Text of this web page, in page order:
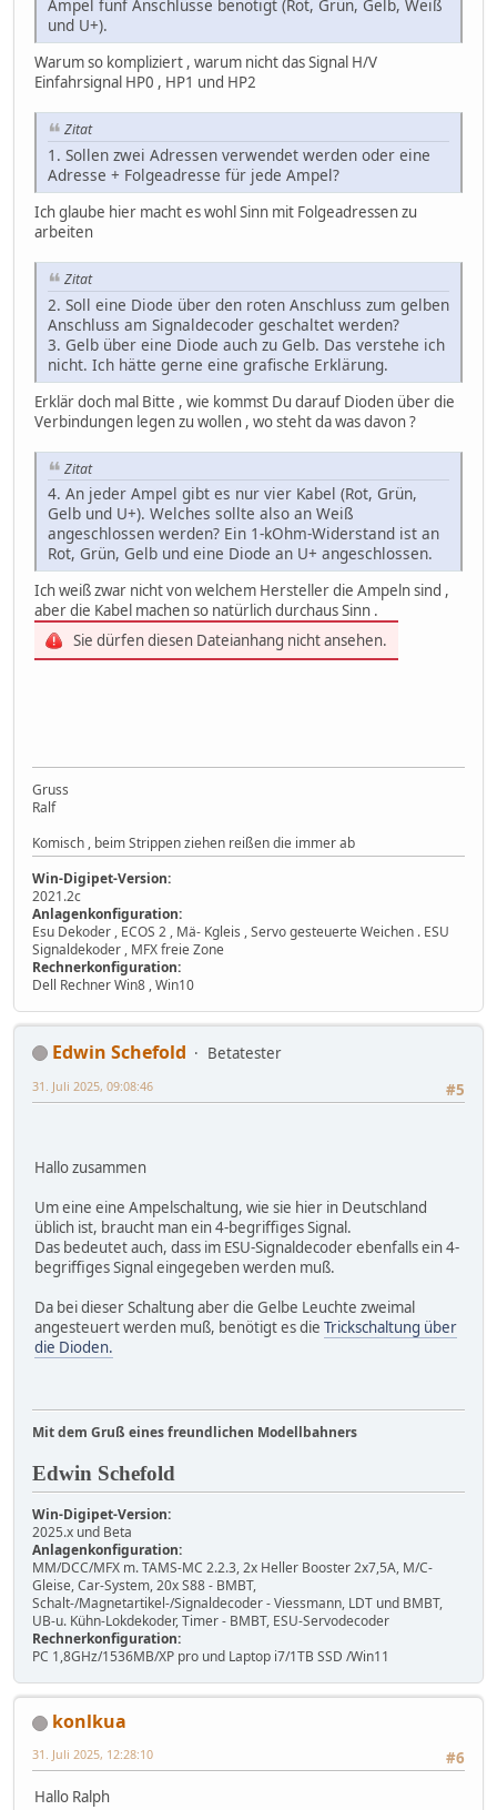
Ampel fünf Anschlüsse benötigt (Rot, Grün, Gelb, Weiß
und U+).
Warum so kompliziert , warum nicht das Signal H/V
Einfahrsignal HP0 , HP1 und HP2
Zitat
1. Sollen zwei Adressen verwendet werden oder eine
Adresse + Folgeadresse für jede Ampel?
Ich glaube hier macht es wohl Sinn mit Folgeadressen zu
arbeiten
Zitat
2. Soll eine Diode über den roten Anschluss zum gelben
Anschluss am Signaldecoder geschaltet werden?
3. Gelb über eine Diode auch zu Gelb. Das verstehe ich
nicht. Ich hätte gerne eine grafische Erklärung.
Erklär doch mal Bitte , wie kommst Du darauf Dioden über die
Verbindungen legen zu wollen , wo steht da was davon ?
Zitat
4. An jeder Ampel gibt es nur vier Kabel (Rot, Grün,
Gelb und U+). Welches sollte also an Weiß
angeschlossen werden? Ein 1-kOhm-Widerstand ist an
Rot, Grün, Gelb und eine Diode an U+ angeschlossen.
Ich weiß zwar nicht von welchem Hersteller die Ampeln sind ,
aber die Kabel machen so natürlich durchaus Sinn .
Sie dürfen diesen Dateianhang nicht ansehen.
Gruss
Ralf
Komisch , beim Strippen ziehen reißen die immer ab
Win-Digipet-Version:
2021.2c
Anlagenkonfiguration:
Esu Dekoder , ECOS 2 , Mä- Kgleis , Servo gesteuerte Weichen . ESU
Signaldekoder , MFX freie Zone
Rechnerkonfiguration:
Dell Rechner Win8 , Win10
Edwin Schefold
Betatester
#5
31. Juli 2025, 09:08:46
Hallo zusammen
Um eine eine Ampelschaltung, wie sie hier in Deutschland
üblich ist, braucht man ein 4-begriffiges Signal.
Das bedeutet auch, dass im ESU-Signaldecoder ebenfalls ein 4-
begriffiges Signal eingegeben werden muß.
Da bei dieser Schaltung aber die Gelbe Leuchte zweimal
angesteuert werden muß, benötigt es die Trickschaltung über
die Dioden.
Mit dem Gruß eines freundlichen Modellbahners
Edwin Schefold
Win-Digipet-Version:
2025.x und Beta
Anlagenkonfiguration:
MM/DCC/MFX m. TAMS-MC 2.2.3, 2x Heller Booster 2x7,5A, M/C-
Gleise, Car-System, 20x S88 - BMBT,
Schalt-/Magnetartikel-/Signaldecoder - Viessmann, LDT und BMBT,
UB-u. Kühn-Lokdekoder, Timer - BMBT, ESU-Servodecoder
Rechnerkonfiguration:
PC 1,8GHz/1536MB/XP pro und Laptop i7/1TB SSD /Win11
konlkua
#6
31. Juli 2025, 12:28:10
Hallo Ralph